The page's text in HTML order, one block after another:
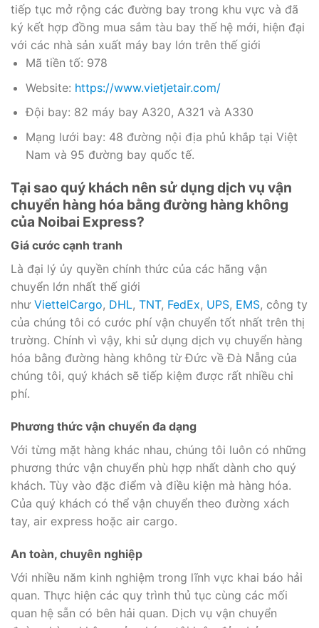
tiếp tục mở rộng các đường bay trong khu vực và đã
ký kết hợp đồng mua sắm tàu bay thế hệ mới, hiện đại
với các nhà sản xuất máy bay lớn trên thế giới
Mã tiền tố: 978
Website: https://www.vietjetair.com/
Đội bay: 82 máy bay A320, A321 và A330
Mạng lưới bay: 48 đường nội địa phủ khắp tại Việt
Nam và 95 đường bay quốc tế.
Tại sao quý khách nên sử dụng dịch vụ vận
chuyển hàng hóa bằng đường hàng không
của Noibai Express?
Giá cước cạnh tranh
Là đại lý ủy quyền chính thức của các hãng vận
chuyển lớn nhất thế giới
như ViettelCargo, DHL, TNT, FedEx, UPS, EMS, công ty
của chúng tôi có cước phí vận chuyển tốt nhất trên thị
trường. Chính vì vậy, khi sử dụng dịch vụ chuyển hàng
hóa bằng đường hàng không từ Đức về Đà Nẵng của
chúng tôi, quý khách sẽ tiếp kiệm được rất nhiều chi
phí.
Phương thức vận chuyển đa dạng
Với từng mặt hàng khác nhau, chúng tôi luôn có những
phương thức vận chuyển phù hợp nhất dành cho quý
khách. Tùy vào đặc điểm và điều kiện mà hàng hóa.
Của quý khách có thể vận chuyển theo đường xách
tay, air express hoặc air cargo.
An toàn, chuyên nghiệp
Với nhiều năm kinh nghiệm trong lĩnh vực khai báo hải
quan. Thực hiện các quy trình thủ tục cùng các mối
quan hệ sẵn có bên hải quan. Dịch vụ vận chuyển